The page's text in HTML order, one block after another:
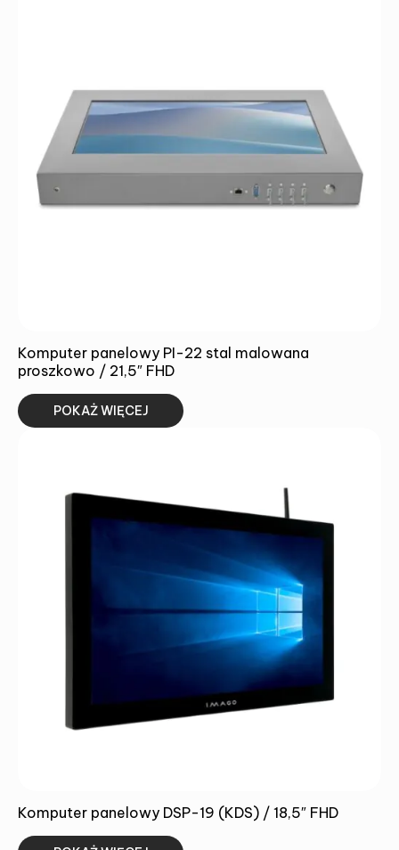
Komputer panelowy PI-22 stal malowana
proszkowo / 21,5″ FHD
POKAŻ WIĘCEJ
Komputer panelowy DSP-19 (KDS) / 18,5″ FHD